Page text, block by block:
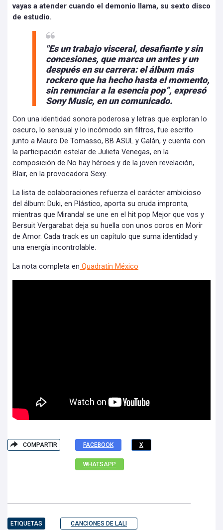
vayas a atender cuando el demonio llama, su sexto disco
de estudio.
"Es un trabajo visceral, desafiante y sin
concesiones, que marca un antes y un
después en su carrera: el álbum más
rockero que ha hecho hasta el momento,
sin renunciar a la esencia pop”, expresó
Sony Music, en un comunicado.
Con una identidad sonora poderosa y letras que exploran lo
oscuro, lo sensual y lo incómodo sin filtros, fue escrito
junto a Mauro De Tomasso, BB ASUL y Galán, y cuenta con
la participación estelar de Julieta Venegas, en la
composición de No hay héroes y de la joven revelación,
Blair, en la provocadora Sexy.
La lista de colaboraciones refuerza el carácter ambicioso
del álbum: Duki, en Plástico, aporta su cruda impronta,
mientras que Miranda! se une en el hit pop Mejor que vos y
Bersuit Vergarabat deja su huella con unos coros en Morir
de Amor. Cada track es un capítulo que suma identidad y
una energía incontrolable.
La nota completa en Quadratín México
COMPARTIR FACEBOOK X
WHATSAPP
ETIQUETAS CANCIONES DE LALI